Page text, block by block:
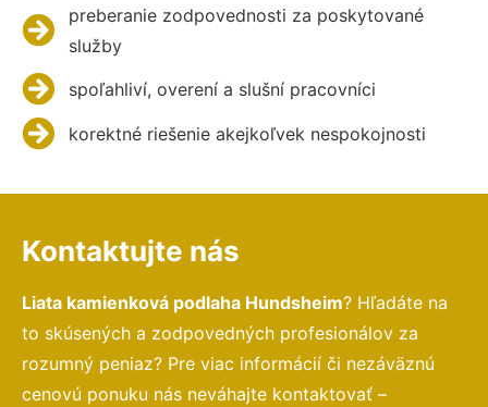
preberanie zodpovednosti za poskytované
služby
spoľahliví, overení a slušní pracovníci
korektné riešenie akejkoľvek nespokojnosti
Kontaktujte nás
Liata kamienková podlaha Hundsheim? Hľadáte na
to skúsených a zodpovedných profesionálov za
rozumný peniaz? Pre viac informácií či nezáväznú
cenovú ponuku nás neváhajte kontaktovať –